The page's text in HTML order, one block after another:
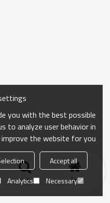
منزل بحث
you with the best possible
to analyze user behavior in
the website for you.
Accept all
Necessary
Analytics